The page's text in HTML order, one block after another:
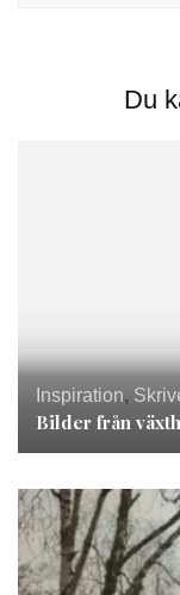
Du
Inspiration,
Bilder från